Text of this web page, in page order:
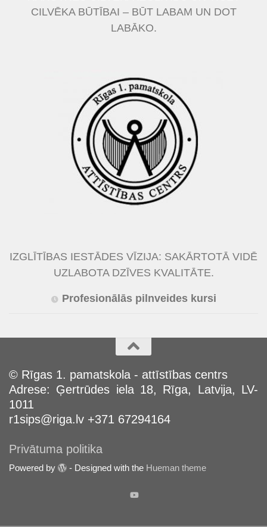
CILVĒKA BŪTĪBAI – BŪT LABAM UN DOT
LABĀKO.
IZGLĪTĪBAS IESTĀDES VĪZIJA: SAKĀRTOTĀ VIDĒ
UZLABOTA DZĪVES KVALITĀTE.
Profesionālās pilnveides kursi
© Rīgas 1. pamatskola - attīstības centrs
Adrese: Ģertrūdes iela 18, Rīga, Latvija, LV-
1011
r1sips@riga.lv +371 67294164
Privātuma politika
Powered by - Designed with the Hueman theme